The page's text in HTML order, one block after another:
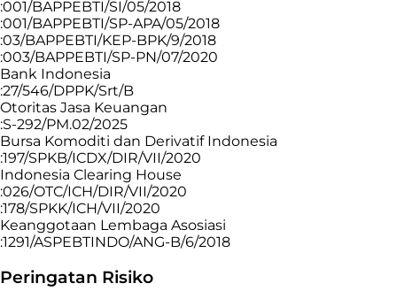
:001/BAPPEBTI/SI/05/2018
:001/BAPPEBTI/SP-APA/05/2018
:03/BAPPEBTI/KEP-BPK/9/2018
:003/BAPPEBTI/SP-PN/07/2020
Bank Indonesia
:27/546/DPPK/Srt/B
Otoritas Jasa Keuangan
:S-292/PM.02/2025
Bursa Komoditi dan Derivatif Indonesia
:197/SPKB/ICDX/DIR/VII/2020
Indonesia Clearing House
:026/OTC/ICH/DIR/VII/2020
:178/SPKK/ICH/VII/2020
Keanggotaan Lembaga Asosiasi
:1291/ASPEBTINDO/ANG-B/6/2018
Peringatan Risiko